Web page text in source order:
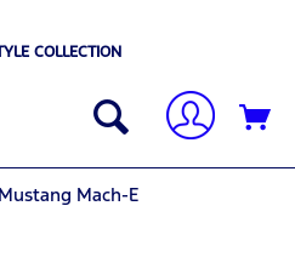
COLLECTION
Mach-E